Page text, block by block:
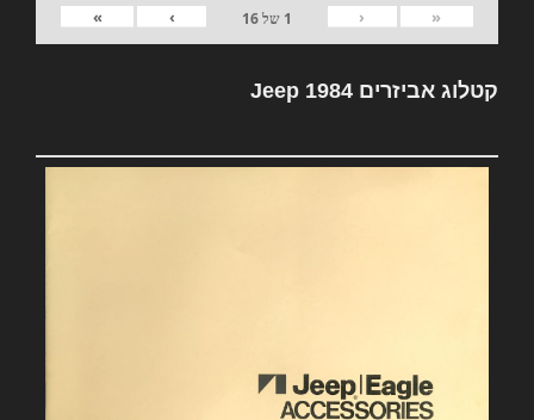
«
‹
1 של16
›
»
קטלוג אביזרים Jeep 1984